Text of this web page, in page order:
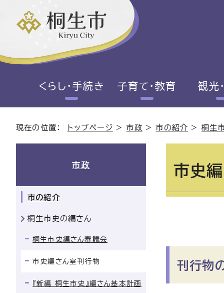
くらし・手続き 子育て・教育 観光
現在の位置： トップページ >市政 >市の紹介 > 桐生
市史
刊行物
市政
市の紹介
桐生市史の編さん
桐生市史編さん審議会
市史編さん室刊行物
『新編 桐生市史』編さん基本計画